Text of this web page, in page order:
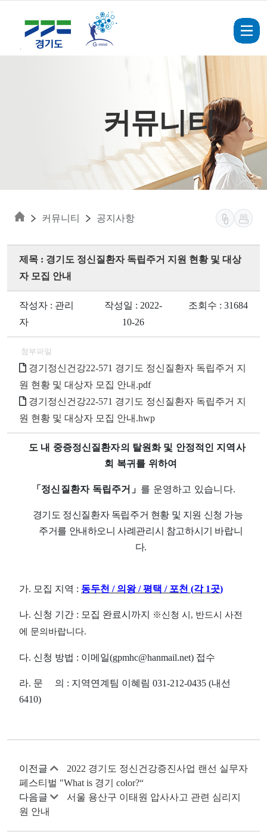
커뮤니티
커뮤니티 공지사항
제목 : 경기도 정신질환자 독립주거 지원 현황 및 대상
자 모집 안내
작성자 : 관리
자
작성일 : 2022-
10-26
조회수 : 31684
첨부파일
경기정신건강22-571 경기도 정신질환자 독립주거 지
원 현황 및 대상자 모집 안내.pdf
경기정신건강22-571 경기도 정신질환자 독립주거 지
원 현황 및 대상자 모집 안내.hwp
도 내 중증정신질환자의 탈원화 및 안정적인 지역 사
회 복귀를 위하여
「 정신질환자 독립주거 」 를 운영하고 있습니다.
경기도 정신질환자 독립주거 현황 및 지원 신청 가능
주거를 안내하오니 사례관리시 참고하시기 바랍니
다.
가. 모집 지역 : 동두천 / 의왕/평택 / 포천 (각 1곳)
나. 신청 기간 : 모집 완료시까지 ※신청 시 , 반드시 사전
에 문의바랍니다.
다. 신청 방법 : 이메일(gpmhc@hanmail.net) 접수
라. 문 의 : 지역연계팀 이혜림 031-212-0435 (내선
6410)
이전글
2022 경기도 정신건강증진사업 랜선 실무자
페스티벌 "What is 경기 color?“
다음글
서울 용산구 이태원 압사사고 관련 심리지
원 안내